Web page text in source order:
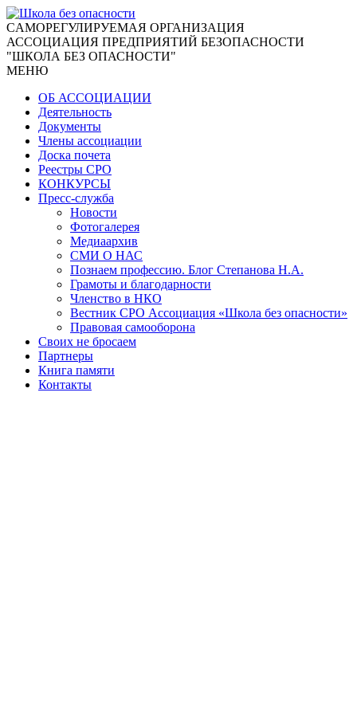
CАМОРЕГУЛИРУЕМАЯ ОРГАНИЗАЦИЯ
АССОЦИАЦИЯ ПРЕДПРИЯТИЙ БЕЗОПАСНОСТИ
"ШКОЛА БЕЗ ОПАСНОСТИ"
МЕНЮ
ОБ АССОЦИАЦИИ
Деятельность
Документы
Члены ассоциации
Доска почета
Реестры СРО
КОНКУРСЫ
Пресс-служба
Новости
Фотогалерея
Медиаархив
СМИ О НАС
Познаем профессию. Блог Степанова Н.А.
Грамоты и благодарности
Членство в НКО
Вестник СРО Ассоциация «Школа без опасности»
Правовая самооборона
Своих не бросаем
Партнеры
Книга памяти
Контакты